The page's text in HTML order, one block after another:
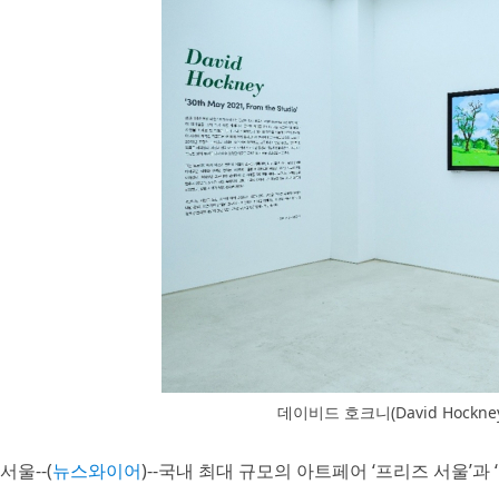
데이비드 호크니(David
서울--(뉴스와이어)--국내 최대 규모의 아트페어 ‘프리즈 서울’